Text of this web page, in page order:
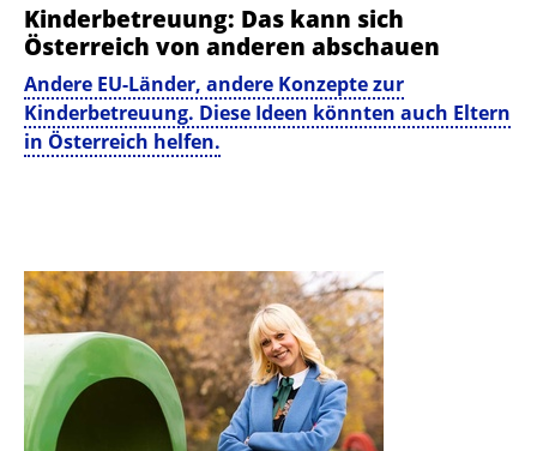
Kinder­betreuung: Das kann sich
Österreich von anderen abschauen
Andere EU-Länder, andere Konzepte zur
Kinderbetreuung. Diese Ideen könnten auch Eltern
in Österreich helfen.